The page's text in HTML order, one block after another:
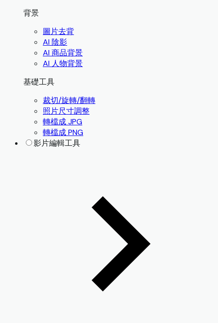
背景
圖片去背
AI 陰影
AI 商品背景
AI 人物背景
基礎工具
裁切/旋轉/翻轉
照片尺寸調整
轉檔成 JPG
轉檔成 PNG
影片編輯工具